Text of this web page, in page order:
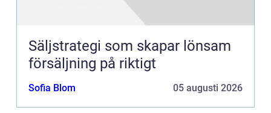
Säljstrategi som skapar lönsam
försäljning på riktigt
Sofia Blom 05 augusti 2026